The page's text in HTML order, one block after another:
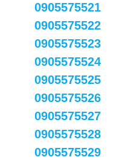
0905575521
0905575522
0905575523
0905575524
0905575525
0905575526
0905575527
0905575528
0905575529